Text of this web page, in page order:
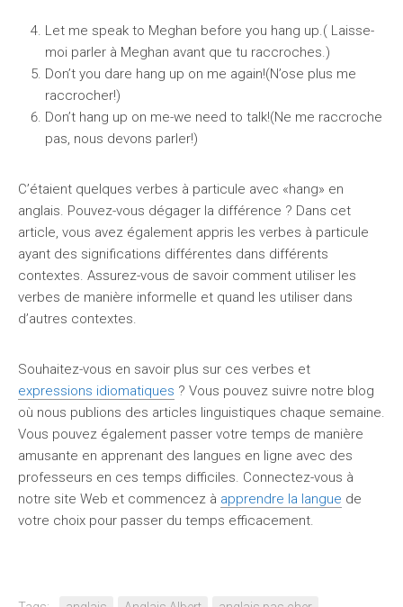
Let me speak to Meghan before you hang up.( Laisse-
moi parler à Meghan avant que tu raccroches.)
Don’t you dare hang up on me again!(N’ose plus me
raccrocher!)
Don’t hang up on me-we need to talk!(Ne me raccroche
pas, nous devons parler!)
C’étaient quelques verbes à particule avec «hang» en
anglais. Pouvez-vous dégager la différence ? Dans cet
article, vous avez également appris les verbes à particule
ayant des significations différentes dans différents
contextes. Assurez-vous de savoir comment utiliser les
verbes de manière informelle et quand les utiliser dans
d’autres contextes.
Souhaitez-vous en savoir plus sur ces verbes et
expressions idiomatiques ? Vous pouvez suivre notre blog
où nous publions des articles linguistiques chaque semaine.
Vous pouvez également passer votre temps de manière
amusante en apprenant des langues en ligne avec des
professeurs en ces temps difficiles. Connectez-vous à
notre site Web et commencez à apprendre la langue de
votre choix pour passer du temps efficacement.